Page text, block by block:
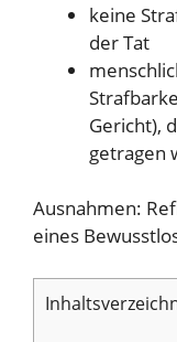
keine
der Tat
Gericht),
getragen
Ausnahmen:
eines